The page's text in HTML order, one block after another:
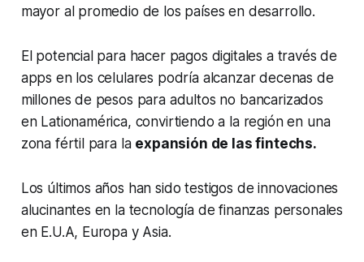
mayor al promedio de los países en desarrollo.
El potencial para hacer pagos digitales a través de
apps en los celulares podría alcanzar decenas de
millones de pesos para adultos no bancarizados
en Lationamérica, convirtiendo a la región en una
zona fértil para la expansión de lasfintechs.
Los últimos años han sido testigos de innovaciones
alucinantes en la tecnología de finanzas personales
en E.U.A, Europa y Asia.